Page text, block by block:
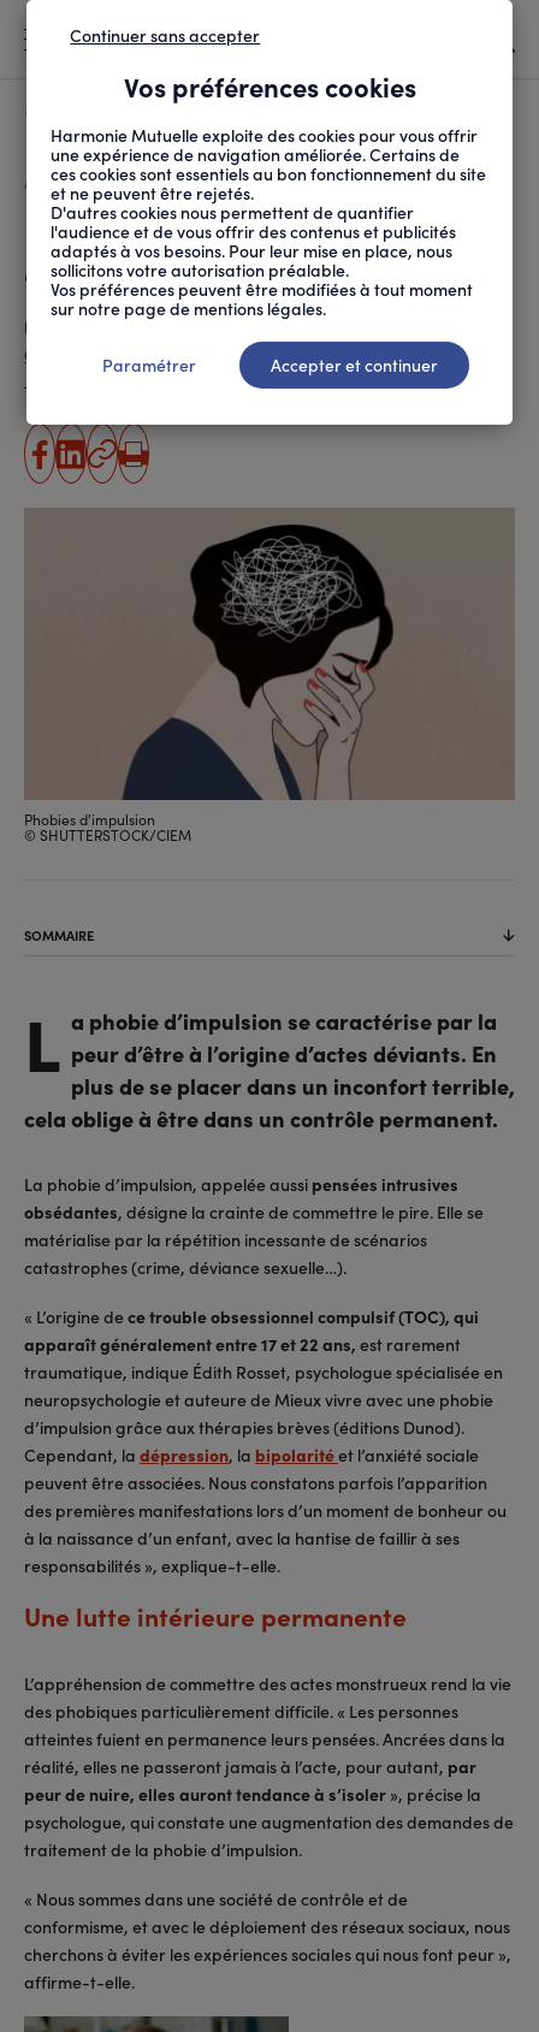
D'ARIANE
ACCUEIL PRÉVENTION SANTÉ ET ... PSYCHOLOGIE PHOBIE D’IMPULSION :...
Phobie d’impulsion : cette peur
de commettre l’irréparable
Publié le
Constance Périn (ANPM-France Mutualité)
Temps de lecture estimé 3 minute(s)
partager
sur
partager
sur
Copier
l'URL
Imprimer
Phobies d'impulsion
© SHUTTERSTOCK/CIEM
SOMMAIRE
L a phobie d’impulsion se caractérise par la
peur d’être à l’origine d’actes déviants. En
plus de se placer dans un inconfort terrible,
cela oblige à être dans un contrôle permanent.
La phobie d’impulsion, appelée aussi pensées intrusives
obsédantes, désigne la crainte de commettre le pire. Elle se
matérialise par la répétition incessante de scénarios
catastrophes (crime, déviance sexuelle…).
« L’origine dece trouble obsessionnel compulsif (TOC), qui
apparaît généralement entre 17 et 22 ans, est rarement
traumatique, indique Édith Rosset, psychologue spécialisée en
neuropsychologie et auteure de Mieux vivre avec une phobie
d’impulsion grâce aux thérapies brèves (éditions Dunod).
Cependant, la dépression, la bipolaritéet l’anxiété sociale
peuvent être associées. Nous constatons parfois l’apparition
des premières manifestations lors d’un moment de bonheur ou
à la naissance d’un enfant, avec la hantise de faillir à ses
responsabilités », explique-t-elle.
Une lutte intérieure permanente
L’appréhension de commettre des actes monstrueux rend la vie
des phobiques particulièrement difficile. « Les personnes
atteintes fuient en permanence leurs pensées. Ancrées dans la
réalité, elles ne passeront jamais à l’acte, pour autant, par
peur de nuire, elles auront tendance à s’isoler », précise la
psychologue, qui constate une augmentation des demandes de
traitement de la phobie d’impulsion.
« Nous sommes dans une société de contrôle et de
conformisme, et avec le déploiement des réseaux sociaux, nous
cherchons à éviter les expériences sociales qui nous font peur »,
affirme-t-elle.
Vos préférences cookies
Harmonie Mutuelle exploite des cookies pour vous offrir
une expérience de navigation améliorée. Certains de
ces cookies sont essentiels au bon fonctionnement du site
et ne peuvent être rejetés.
D'autres cookies nous permettent de quantifier
l'audience et de vous offrir des contenus et publicités
adaptés à vos besoins. Pour leur mise en place, nous
sollicitons votre autorisation préalable.
Vos préférences peuvent être modifiées à tout moment
sur notre page de mentions légales.
Continuer sans accepter
Paramétrer Accepter et continuer